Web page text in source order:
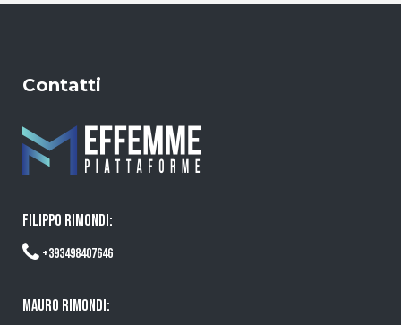
Contatti
FILIPPO RIMONDI:
+393498407646
MAURO RIMONDI: